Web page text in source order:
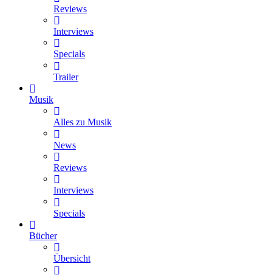
Reviews
Interviews
Specials
Trailer
Musik
Alles zu Musik
News
Reviews
Interviews
Specials
Bücher
Übersicht